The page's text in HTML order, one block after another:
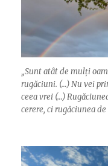
„Sunt atât de mulți
rugăciuni. (…) Nu vei
ceea vrei (…)
cerere, ci rugăciunea